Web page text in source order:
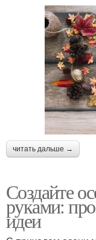
читать дальше →
Создайте
руками:
идеи